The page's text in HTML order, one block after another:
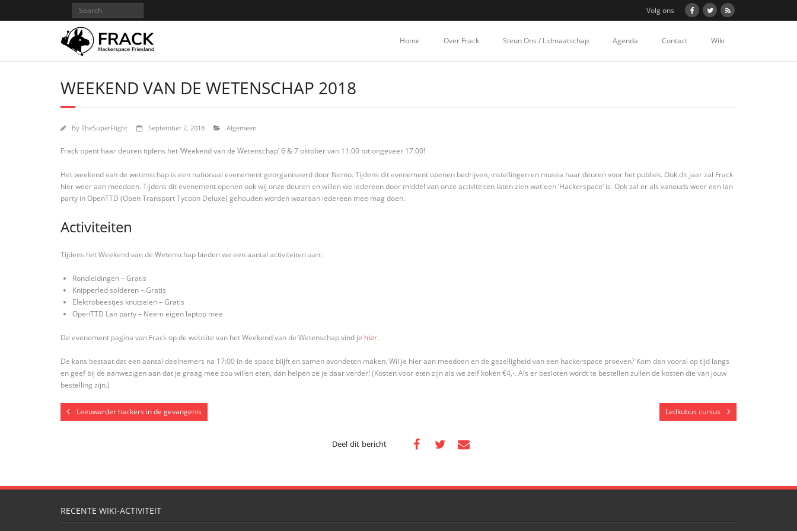
Volg ons
Home Over Frack Steun Ons / Lidmaatschap Agenda Contact Wiki
WEEKEND VAN DE WETENSCHAP 2018
By TheSuperFlight September 2, 2018 Algemeen
Frack opent haar deuren tijdens het ‘Weekend van de Wetenschap’ 6 & 7 oktober van 11:00 tot ongeveer 17:00!
Het weekend van de wetenschap is een nationaal evenement georganiseerd door Nemo. Tijdens dit evenement openen bedrijven, instellingen en musea haar deuren voor het publiek. Ook dit jaar zal Frack
hier weer aan meedoen. Tijdens dit evenement openen ook wij onze deuren en willen we iedereen door middel van onze activiteiten laten zien wat een ‘Hackerspace’ is. Ook zal er als vanouds weer een lan
party in OpenTTD (Open Transport Tycoon Deluxe) gehouden worden waaraan iedereen mee mag doen.
Activiteiten
Tijdens het Weekend van de Wetenschap bieden we een aantal activiteiten aan:
Rondleidingen – Gratis
Knipperled solderen – Gratis
Elektrobeestjes knutselen – Gratis
OpenTTD Lan party – Neem eigen laptop mee
De evenement pagina van Frack op de website van het Weekend van de Wetenschap vind je hier.
De kans bestaat dat een aantal deelnemers na 17:00 in de space blijft en samen avondeten maken. Wil je hier aan meedoen en de gezelligheid van een hackerspace proeven? Kom dan vooral op tijd langs
en geef bij de aanwezigen aan dat je graag mee zou willen eten, dan helpen ze je daar verder! (Kosten voor eten zijn als we zelf koken €4,-. Als er besloten wordt te bestellen zullen de kosten die van jouw
bestelling zijn.)
Leeuwarder hackers in de gevangenis Ledkubus cursus
Deel dit bericht
RECENTE WIKI-ACTIVITEIT